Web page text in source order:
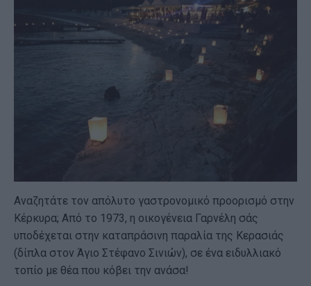
Αναζητάτε τον απόλυτο γαστρονομικό προορισμό στην
Κέρκυρα; Από το 1973, η οικογένεια Γαρνέλη σάς
υποδέχεται στην καταπράσινη παραλία της Κερασιάς
(δίπλα στον Άγιο Στέφανο Σινιών), σε ένα ειδυλλιακό
τοπίο με θέα που κόβει την ανάσα!